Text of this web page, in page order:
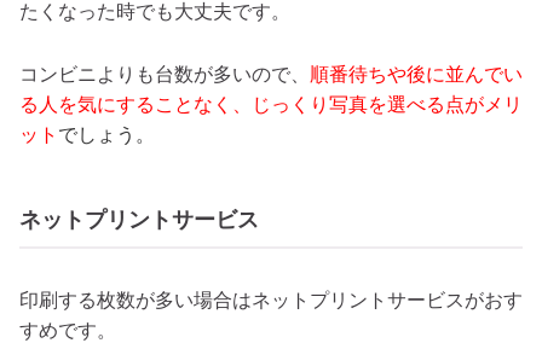
たくなった時でも大丈夫です。
コンビニよりも台数が多いので、 順番待ちや後に並んでい
る人を気にすることなく、じっくり写真を選べる点がメリ
ット でしょう 。
ネットプリントサービス
印刷する枚数が多い場合はネットプリントサービスがおす
すめです。